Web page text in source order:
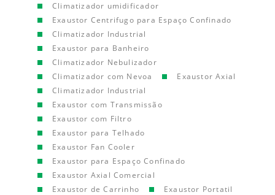
Climatizador umidificador
Exaustor Centrifugo para Espaço Confinado
Climatizador Industrial
Exaustor para Banheiro
Climatizador Nebulizador
Climatizador com Nevoa
Exaustor Axial
Climatizador Industrial
Exaustor com Transmissão
Exaustor com Filtro
Exaustor para Telhado
Exaustor Fan Cooler
Exaustor para Espaço Confinado
Exaustor Axial Comercial
Exaustor de Carrinho
Exaustor Portatil